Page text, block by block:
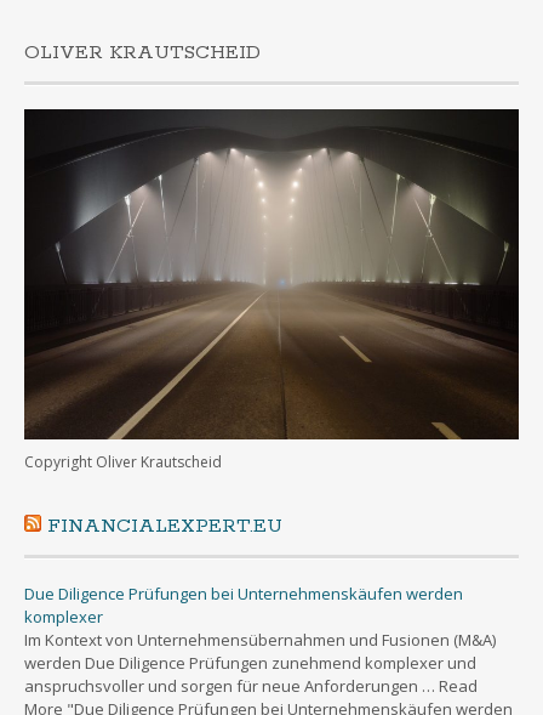
OLIVER KRAUTSCHEID
Copyright Oliver Krautscheid
FINANCIALEXPERT.EU
Due Diligence Prüfungen bei Unternehmenskäufen werden
komplexer
Im Kontext von Unternehmensübernahmen und Fusionen (M&A)
werden Due Diligence Prüfungen zunehmend komplexer und
anspruchsvoller und sorgen für neue Anforderungen … Read
More "Due Diligence Prüfungen bei Unternehmenskäufen werden